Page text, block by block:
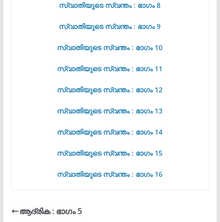
സ്വാതിയുടെ സ്വന്തം : ഭാഗം 8
സ്വാതിയുടെ സ്വന്തം : ഭാഗം 9
സ്വാതിയുടെ സ്വന്തം : ഭാഗം 10
സ്വാതിയുടെ സ്വന്തം : ഭാഗം 11
സ്വാതിയുടെ സ്വന്തം : ഭാഗം 12
സ്വാതിയുടെ സ്വന്തം : ഭാഗം 13
സ്വാതിയുടെ സ്വന്തം : ഭാഗം 14
സ്വാതിയുടെ സ്വന്തം : ഭാഗം 15
സ്വാതിയുടെ സ്വന്തം : ഭാഗം 16
ആദ്രിക : ഭാഗം 5